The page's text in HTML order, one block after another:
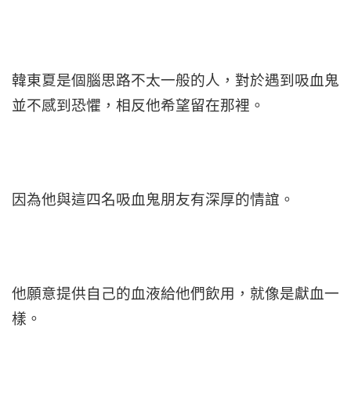
韓東夏是個腦思路不太一般的人，對於遇到吸血鬼
並不感到恐懼，相反他希望留在那裡。
因為他與這四名吸血鬼朋友有深厚的情誼。
他願意提供自己的血液給他們飲用，就像是獻血一
樣。